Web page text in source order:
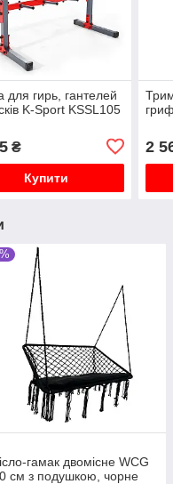
для гирь, гантелей
K-Sport KSSL105
₴
Купити
2
гамак двомісне WCG
см з подушкою, чорне